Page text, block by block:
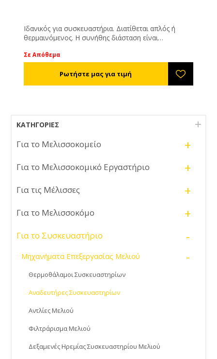
Ιδανικός για συσκευαστήρια. Διατίθεται απλός ή
θερμαινόμενος. Η συνήθης διάσταση είναι
κατασκευαστεί ανάλογα με τις δικές σας ανάγκες. 2Hp
Σε Απόθεμα
ΚΑΤΗΓΟΡΊΕΣ
Για το Μελισσοκομείο +
Για το Μελισσοκομικό Εργαστήριο +
Για τις Μέλισσες +
Για το Μελισσοκόμο +
Για το Συσκευαστήριο -
Μηχανήματα Επεξεργασίας Μελιού -
Θερμοθάλαμοι Συσκευαστηρίων
Αναδευτήρες Συσκευαστηρίων
Αντλίες Μελιού
Φιλτράρισμα Μελιού
Δεξαμενές Ηρεμίας Συσκευαστηρίου Μελιού